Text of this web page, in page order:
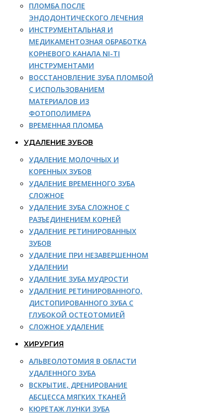
ПЛОМБА ПОСЛЕ
ЭНДОДОНТИЧЕСКОГО ЛЕЧЕНИЯ
ИНСТРУМЕНТАЛЬНАЯ И
МЕДИКАМЕНТОЗНАЯ ОБРАБОТКА
КОРНЕВОГО КАНАЛА NI-TI
ИНСТРУМЕНТАМИ
ВОССТАНОВЛЕНИЕ ЗУБА ПЛОМБОЙ
С ИСПОЛЬЗОВАНИЕМ
МАТЕРИАЛОВ ИЗ
ФОТОПОЛИМЕРА
ВРЕМЕННАЯ ПЛОМБА
УДАЛЕНИЕ ЗУБОВ
УДАЛЕНИЕ МОЛОЧНЫХ И
КОРЕННЫХ ЗУБОВ
УДАЛЕНИЕ ВРЕМЕННОГО ЗУБА
СЛОЖНОЕ
УДАЛЕНИЕ ЗУБА СЛОЖНОЕ С
РАЗЪЕДИНЕНИЕМ КОРНЕЙ
УДАЛЕНИЕ РЕТИНИРОВАННЫХ
ЗУБОВ
УДАЛЕНИЕ ПРИ НЕЗАВЕРШЕННОМ
УДАЛЕНИИ
УДАЛЕНИЕ ЗУБА МУДРОСТИ
УДАЛЕНИЕ РЕТИНИРОВАННОГО,
ДИСТОПИРОВАННОГО ЗУБА С
ГЛУБОКОЙ ОСТЕОТОМИЕЙ
СЛОЖНОЕ УДАЛЕНИЕ
ХИРУРГИЯ
АЛЬВЕОЛОТОМИЯ В ОБЛАСТИ
УДАЛЕННОГО ЗУБА
ВСКРЫТИЕ, ДРЕНИРОВАНИЕ
АБСЦЕССА МЯГКИХ ТКАНЕЙ
КЮРЕТАЖ ЛУНКИ ЗУБА